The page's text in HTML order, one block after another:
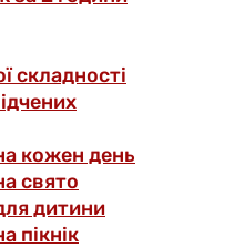
складності
кожен день
свято
дитини
пікнік